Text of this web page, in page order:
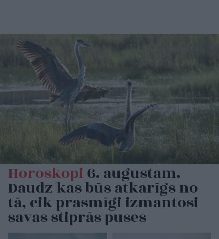
Horoskopi6. augustam.
Daudz kas būs atkarīgs no
tā, cik prasmīgi izmantosi
savas stiprās puses